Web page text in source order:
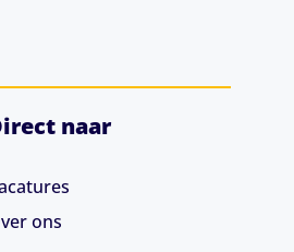
naar
ons